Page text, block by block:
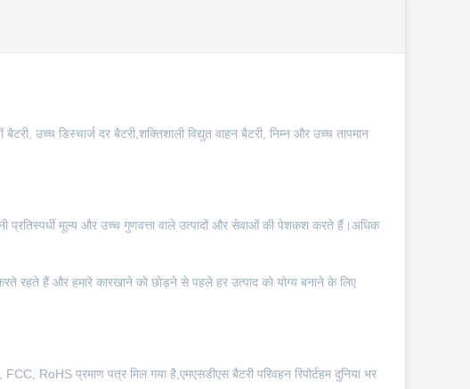
उच्च डिस्चार्ज दर बैटरी,शक्तिशाली विद्युत वाहन बैटरी, निम्न और उच्च तापमान
प्रतिस्पर्धी मूल्य और उच्च गुणवत्ता वाले उत्पादों और सेवाओं की पेशकश करते हैं।अधिक
रहते हैं और हमारे कारखाने को छोड़ने से पहले हर उत्पाद को योग्य बनाने के लिए
RoHS प्रमाण पत्र मिल गया है,एमएसडीएस बैटरी परिवहन रिपोर्टहम दुनिया भर